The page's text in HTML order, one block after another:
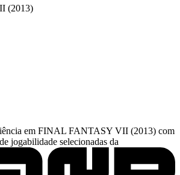
(2013)
em FINAL FANTASY VII (2013) com
jogabilidade selecionadas da